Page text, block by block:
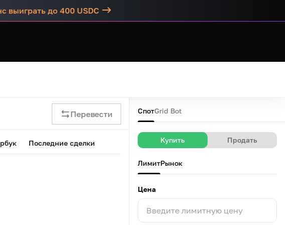
выиграть до 400 USDC
Перевести
Последние сделки
СпотGrid Bot
Купить Продать
ЛимитРынок
Цена
Введите лимитную цену